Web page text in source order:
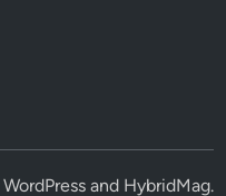
WordPressand HybridMag.